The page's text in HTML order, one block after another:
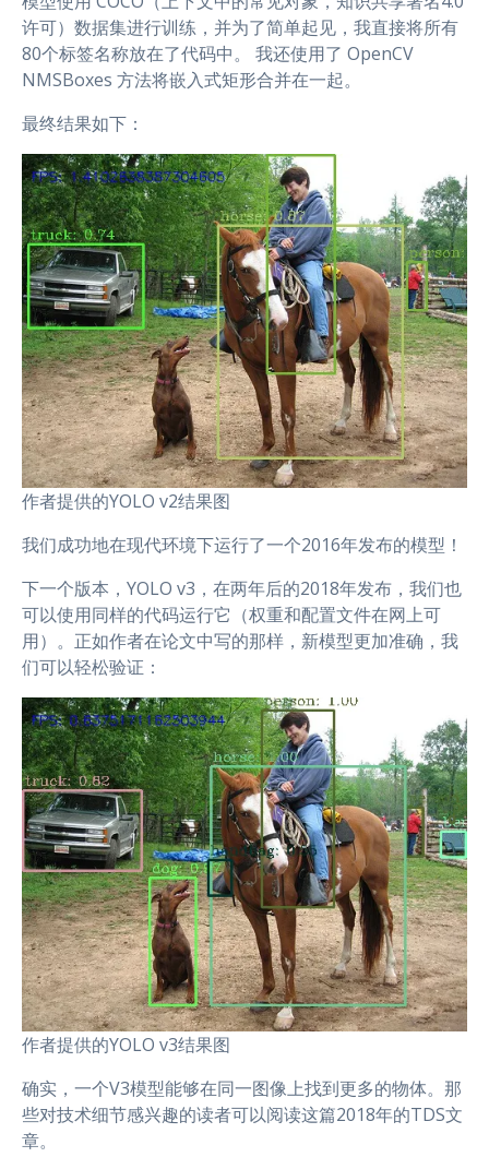
许可）数据集进行训练，并为了简单起见，我直接将所有
80个标签名称放在了代码中。 我还使用了 OpenCV
NMSBoxes 方法将嵌入式矩形合并在一起。
最终结果如下：
作者提供的YOLO v2结果图
我们成功地在现代环境下运行了一个2016年发布的模型！
下一个版本，YOLO v3，在两年后的2018年发布，我们也
可以使用同样的代码运行它（权重和配置文件在网上可
用）。正如作者在论文中写的那样，新模型更加准确，我
们可以轻松验证：
作者提供的YOLO v3结果图
确实，一个V3模型能够在同一图像上找到更多的物体。那
些对技术细节感兴趣的读者可以阅读这篇2018年的TDS文
章。